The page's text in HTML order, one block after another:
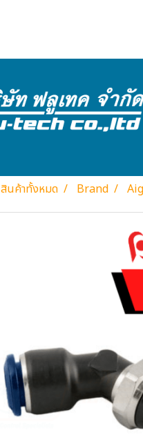
สินค้าทั้งหมด Brand